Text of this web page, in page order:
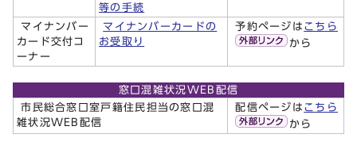
等の手続
マイナンバー
カード交付コ
ーナー
マイナンバーカードの
お受取り
予約ページは こちら
から
窓口混雑状況WEB配信
市民総合窓口室戸籍住民担当の窓口混
雑状況WEB配信
配信ページは こちら
から